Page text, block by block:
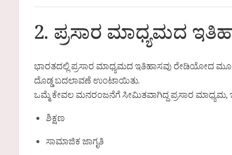
2. ಪ್ರಸಾರ ಮಾಧ್ಯಮದ
ಭಾರತದಲ್ಲಿ ಪ್ರಸಾರ ಮಾಧ್ಯಮದ ಇತಿಹಾಸವು ರೇಡಿಯೋದ
ದೊಡ್ಡ ಬದಲಾವಣೆ ಉಂಟಾಯಿತು.
ಒಮ್ಮೆ ಕೇವಲ ಮನರಂಜನೆಗೆ ಸೀಮಿತವಾಗಿದ್ದ ಪ್ರಸಾರ ಮಾಧ್ಯಮ,
ಶಿಕ್ಷಣ
ಸಾಮಾಜಿಕ ಜಾಗೃತಿ